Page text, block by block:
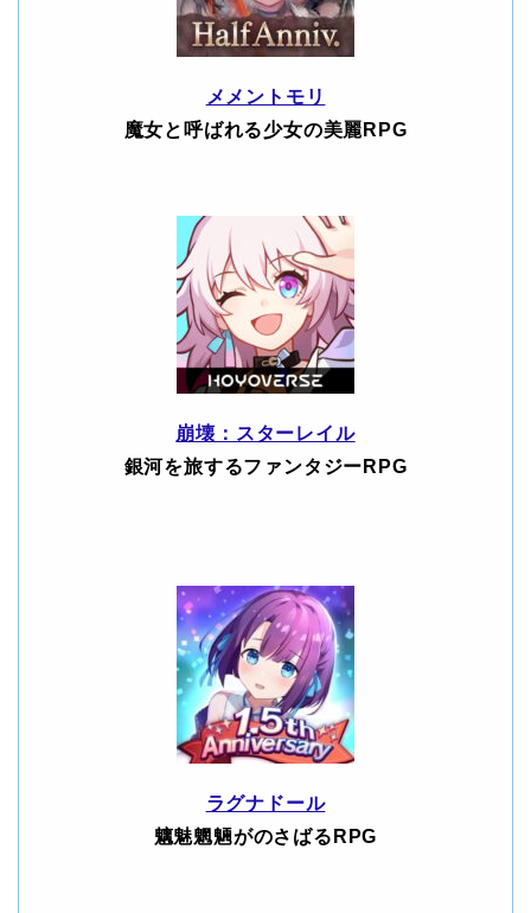
メメントモリ
魔女と呼ばれる少女の美麗RPG
崩壊：スターレイル
銀河を旅するファンタジーRPG
ラグナドール
魑魅魍魎がのさばるRPG